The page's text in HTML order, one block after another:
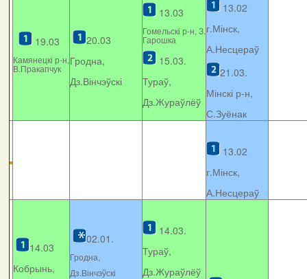
19.03
Камянецкі р-н,
В.Пракапчук
20.03
Гродна,
Дз.Вінчэўскі
13.03
Гомельскі р-н, З.
Гарошка
15.03.
Тураў,
Дз.Жураўлёў
13.02
г.Мінск,
А.Несцераў
21.03.
Мінскі р-н,
С.Зуёнак
13.02
г.Мінск,
А.Несцераў
14.03
Кобрынь,
02.01.
Гродна,
Дз.Вінчэўскі
14.03.
Тураў,
Дз.Жураўлёў